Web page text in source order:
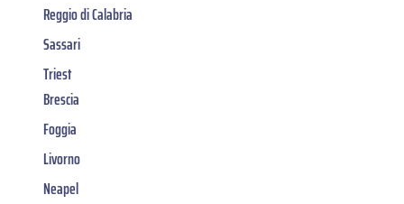
Reggio di Calabria
Sassari
Triest
Brescia
Foggia
Livorno
Neapel